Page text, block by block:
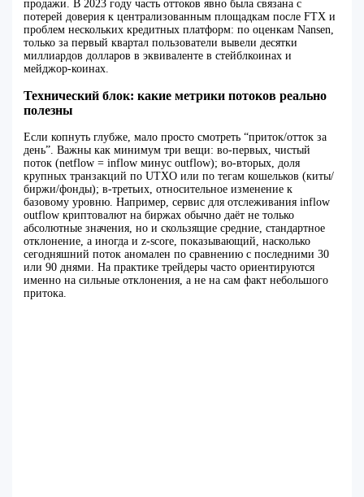
продажи. В 2023 году часть оттоков явно была связана с
потерей доверия к централизованным площадкам после FTX и
проблем нескольких кредитных платформ: по оценкам Nansen,
только за первый квартал пользователи вывели десятки
миллиардов долларов в эквиваленте в стейблкоинах и
мейджор‑коинах.
Технический блок: какие метрики потоков реально
полезны
Если копнуть глубже, мало просто смотреть “приток/отток за
день”. Важны как минимум три вещи: во‑первых, чистый
поток (netflow = inflow минус outflow); во‑вторых, доля
крупных транзакций по UTXO или по тегам кошельков (киты/
биржи/фонды); в‑третьих, относительное изменение к
базовому уровню. Например, сервис для отслеживания inflow
outflow криптовалют на биржах обычно даёт не только
абсолютные значения, но и скользящие средние, стандартное
отклонение, а иногда и z‑score, показывающий, насколько
сегодняшний поток аномален по сравнению с последними 30
или 90 днями. На практике трейдеры часто ориентируются
именно на сильные отклонения, а не на сам факт небольшого
притока.